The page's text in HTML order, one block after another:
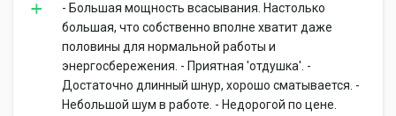
- Большая мощность всасывания. Настолько
большая, что собственно вполне хватит даже
половины для нормальной работы и
энергосбережения. - Приятная 'отдушка'. -
Достаточно длинный шнур, хорошо сматывается. -
Небольшой шум в работе. - Недорогой по цене.